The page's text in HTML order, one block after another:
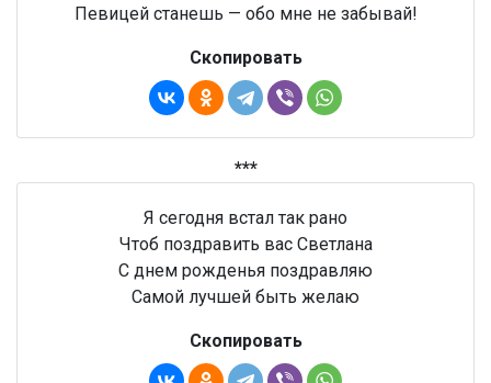
Певицей станешь — обо мне не забывай!
Скопировать
***
Я сегодня встал так рано
Чтоб поздравить вас Светлана
С днем рожденья поздравляю
Самой лучшей быть желаю
Скопировать